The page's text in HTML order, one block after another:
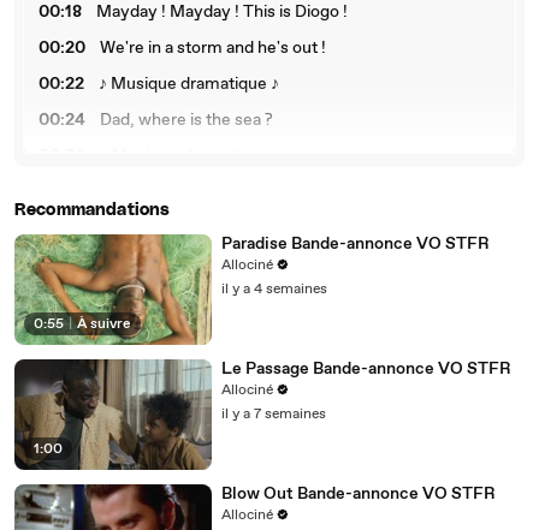
00:18
Mayday ! Mayday ! This is Diogo !
00:20
We're in a storm and he's out !
00:22
♪ Musique dramatique ♪
00:24
Dad, where is the sea ?
00:32
Do you have any idea what happened ?
00:34
We've lost all the magnetic poles.
00:36
The ocean retreated and submerged the mainland.
00:40
Ben !
00:4
1
Last time it happened was more than 700.000 years
ago.
00:44
The sea could return.
00:46
This is going to be really violent.
Recommandations
0:55 | À suivre
Paradise Bande-annonce VO STFR
Allociné
il y a 4 semaines
1:00
Le Passage Bande-annonce VO STFR
Allociné
il y a 7 semaines
Blow Out Bande-annonce VO STFR
Allociné